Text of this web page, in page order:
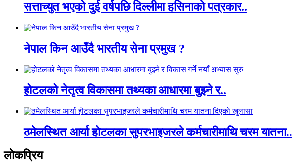
सत्ताच्युत भएको दुई वर्षपछि दिल्लीमा हसिनाको पत्रकार..
नेपाल किन आउँदै भारतीय सेना प्रमुख ?
होटलको नेतृत्व विकासमा तथ्यका आधारमा बुझ्ने र..
ठमेलस्थित आर्या होटलका सुपरभाइजरले कर्मचारीमाथि चरम यातना..
लाेकप्रिय